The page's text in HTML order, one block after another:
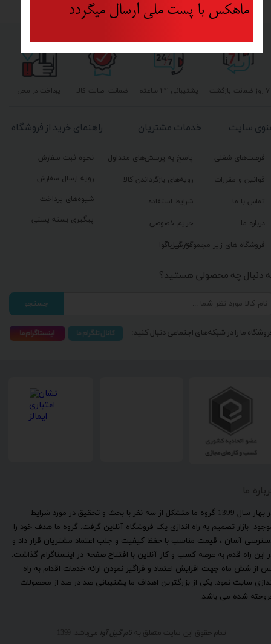
ما
​در بهار سال 1399 گروه ما متشکل از سه نفر با بحث و تحقیق در مورد شرایط
بازار تصمیم به راه اندازی یک فروشگاه آنلاین گرفت. گروه ما هدف خود را
آسان ، قیمت مناسب با حفظ کیفیت و جلب اعتماد مشتریان قرار داد و
این راه قدم به عرصه کسب و کار آنلاین با افتتاح صفحه در اینستاگرام گذاشت.
از شش ماه جهت افزایش اعتماد و فراگیر نمودن ارائه خدمات اقدام به راه
سایت نمود. یکی از بزرگترین اهداف ما پشتیبانی صد در صد از محصولات
شده می باشد.
تمام حقوق این سایت متعلق به نام گیل آوا می‌باشد. 1399
پشتیبانی ۲۴ ساعته پرداخت در محل ۷ روز ضمانت بازگشت ضمانت اصالت کالا
راهنمای خرید از فروشگاه
نحوه ثبت سفارش
رویه ارسال سفارش
شیوه‌های پرداخت
پیگیری بسته پستی
خدمات مشتریان
پاسخ به پرسش‌های متداول
رویه‌های بازگرداندن کالا
شرایط استفاده
حریم خصوصی
گزارش باگ
سایت
فرصت‌های شغلی
قوانین و مقررات
تماس با ما
درباره ما
فروشگاه های زیر مجموعه گیل آوا
دنبال چه محصولی هستید؟
جستجو
ما را در شبکه‌های اجتماعی دنبال کنید:
ماهکس با پست ملی ارسال میگردد